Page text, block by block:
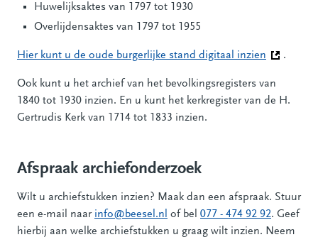
Huwelijksaktes van 1797 tot 1930
Overlijdensaktes van 1797 tot 1955
Hier kunt u de oude burgerlijke stand digitaal inzien (Deze
.
Ook kunt u het archief van het bevolkingsregisters van
1840 tot 1930 inzien. En u kunt het kerkregister van de H.
Gertrudis Kerk van 1714 tot 1833 inzien.
Afspraak archiefonderzoek
Wilt u archiefstukken inzien? Maak dan een afspraak. Stuur
een e-mail naar info@beesel.nl of bel 077 - 474 92 92. Geef
hierbij aan welke archiefstukken u graag wilt inzien. Neem